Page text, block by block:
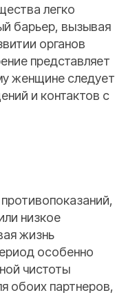
легко
барьер, вызывая
органов
представляет
женщине следует
и контактов с
низкое
жизнь
особенно
чистоты
обоих партнеров,